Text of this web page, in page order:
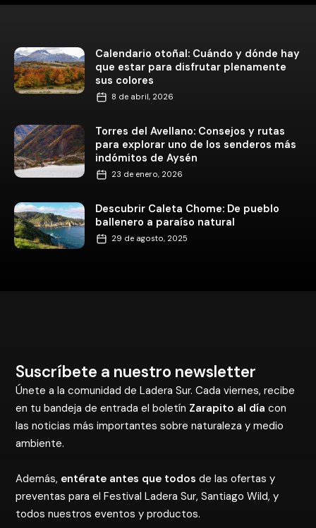
Calendario otoñal: Cuándo y dónde hay
que estar para disfrutar plenamente
sus colores
8 de abril, 2026
Torres del Avellano: Consejos y rutas
para explorar uno de los senderos más
indómitos de Aysén
23 de enero, 2026
Descubrir Caleta Chome: De pueblo
ballenero a paraíso natural
29 de agosto, 2025
Suscríbete a nuestro newsletter
Únete a la comunidad de Ladera Sur. Cada viernes, recibe
en tu bandeja de entrada el boletín Zarapito al día con
las noticias más importantes sobre naturaleza y medio
ambiente.
Además, entérate antes que todos de las ofertas y
preventas para el Festival Ladera Sur, Santiago Wild, y
todos nuestros eventos y productos.